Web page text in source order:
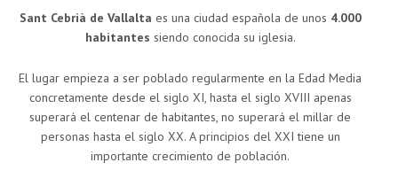
Sant Cebrià de Vallalta es una ciudad española de unos 4.000
habitantes siendo conocida su iglesia.
El lugar empieza a ser poblado regularmente en la Edad Media
concretamente desde el siglo XI, hasta el siglo XVIII apenas
superará el centenar de habitantes, no superará el millar de
personas hasta el siglo XX. A principios del XXI tiene un
importante crecimiento de población.